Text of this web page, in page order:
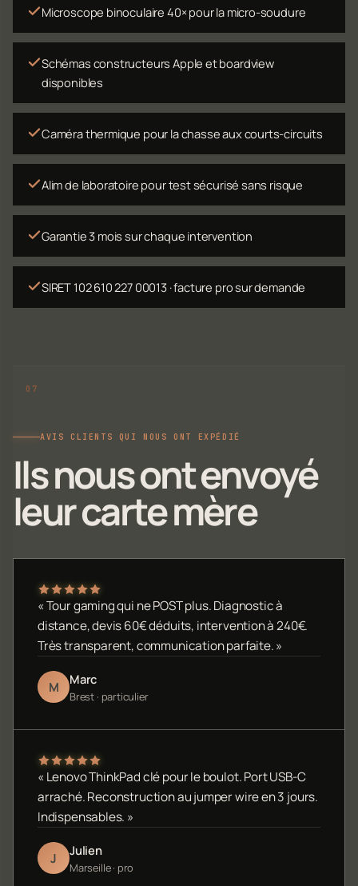
Microscope binoculaire 40× pour la micro-soudure
Schémas constructeurs Apple et boardview
disponibles
Caméra thermique pour la chasse aux courts-circuits
Alim de laboratoire pour test sécurisé sans risque
Garantie 3 mois sur chaque intervention
SIRET 102 610 227 00013 · facture pro sur demande
AVIS CLIENTS QUI NOUS ONT EXPÉDIÉ
Ils nous ont envoyé
leur carte mère
« Tour gaming qui ne POST plus. Diagnostic à
distance, devis 60€ déduits, intervention à 240€.
Très transparent, communication parfaite. »
M Marc
Brest · particulier
« Lenovo ThinkPad clé pour le boulot. Port USB-C
arraché. Reconstruction au jumper wire en 3 jours.
Indispensables. »
J Julien
Marseille · pro